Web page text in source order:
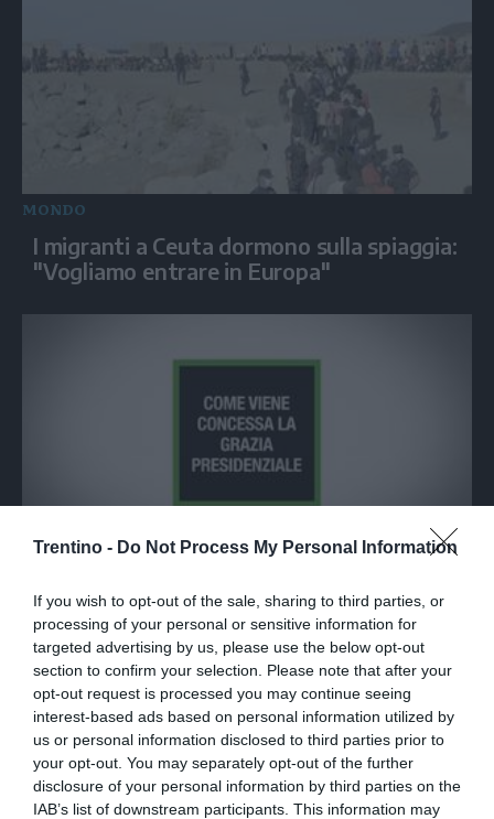
Trentino - Do Not Process My Personal Information
If you wish to opt-out of the sale, sharing to third parties, or
processing of your personal or sensitive information for
targeted advertising by us, please use the below opt-out
section to confirm your selection. Please note that after your
opt-out request is processed you may continue seeing
interest-based ads based on personal information utilized by
us or personal information disclosed to third parties prior to
your opt-out. You may separately opt-out of the further
disclosure of your personal information by third parties on the
IAB’s list of downstream participants. This information may
MONDO
I migranti a Ceuta dormono sulla spiaggia:
"Vogliamo entrare in Europa"
ITALIA
Come viene concessa la grazia
presidenziale